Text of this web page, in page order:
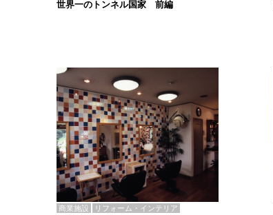
世界一のトンネル国家 前編
商業施設 リフォーム・インテリア